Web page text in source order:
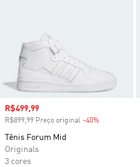
Preço com desconto
R$499,99
R$899,99 Preço original -40%
Tênis Forum Mid
Originals
3 cores